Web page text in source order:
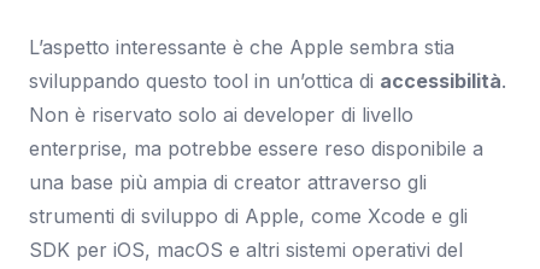
L’aspetto interessante è che Apple sembra stia
sviluppando questo tool in un’ottica di accessibilità.
Non è riservato solo ai developer di livello
enterprise, ma potrebbe essere reso disponibile a
una base più ampia di creator attraverso gli
strumenti di sviluppo di Apple, come Xcode e gli
SDK per iOS, macOS e altri sistemi operativi del